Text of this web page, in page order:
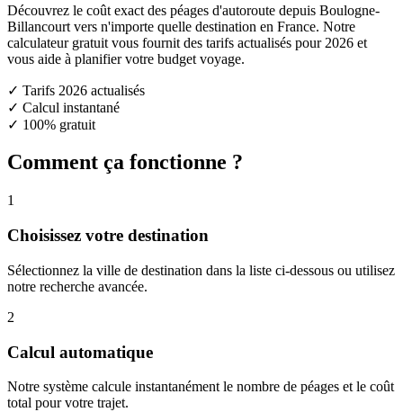
Découvrez le coût exact des péages d'autoroute depuis Boulogne-
Billancourt vers n'importe quelle destination en France. Notre
calculateur gratuit vous fournit des tarifs actualisés pour 2026 et
vous aide à planifier votre budget voyage.
✓ Tarifs 2026 actualisés
✓ Calcul instantané
✓ 100% gratuit
Comment ça fonctionne ?
1
Choisissez votre destination
Sélectionnez la ville de destination dans la liste ci-dessous ou utilisez
notre recherche avancée.
2
Calcul automatique
Notre système calcule instantanément le nombre de péages et le coût
total pour votre trajet.